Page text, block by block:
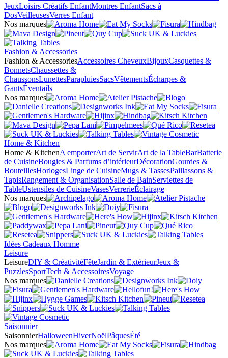
JeuxLoisirs Créatifs EnfantMontres EnfantSacs à
DosVeilleusesVerres Enfant
Nos marques
Fashion & Accessories
Fashion & AccessoriesAccessoires CheveuxBijouxCasquettes &
BonnetsChaussettes &
ChaussonsLunettesParapluiesSacsVêtementsÉcharpes &
GantsÉventails
Nos marques
Home & Kitchen
Home & KitchenA emporterArt de ServirArt de la TableBarBatterie
de CuisineBougies & Parfums d’intérieurDécorationGourdes &
BouteillesHorlogesLinge de CuisineMugs & TassesPaillassons &
TapisRangement & OrganisationSalle de BainServiettes de
TableUstensiles de CuisineVasesVerrerieÉclairage
Nos marques
Idées Cadeaux Homme
Leisure
LeisureDIY & CréativitéFêteJardin & ExtérieurJeux &
PuzzlesSportTech & AccessoiresVoyage
Nos marques
Saisonnier
SaisonnierHalloweenHiverNoëlPâquesÉté
Nos marques